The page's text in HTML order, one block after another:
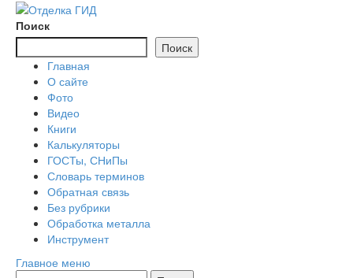
Перейти
содержимому
Поиск
Поиск
Главная
О сайте
Фото
Видео
Книги
Калькуляторы
ГОСТы, СНиПы
Словарь терминов
Обратная связь
Без рубрики
Обработка металла
Инструмент
Главное меню